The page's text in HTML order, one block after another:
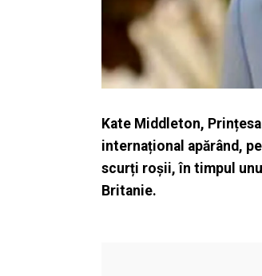
Kate Middleton,
internațional apărând,
scurți roșii, în timpul
Britanie.